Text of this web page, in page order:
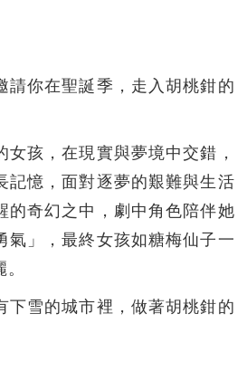
請你在聖誕季，走入胡桃鉗的
孩，在現實與夢境中交錯，
記憶，面對逐夢的艱難與生活
的奇幻之中，劇中角色陪伴她
氣」，最終女孩如糖梅仙子一
下雪的城市裡，做著胡桃鉗的